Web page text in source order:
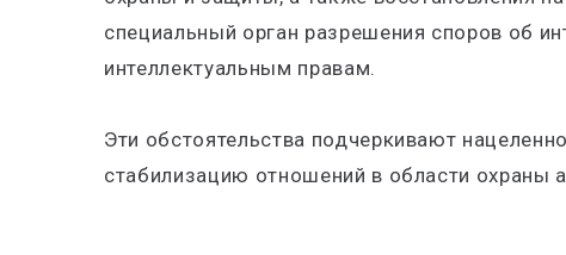
специальный орган разрешения споров об
интеллектуальным правам.
Эти обстоятельства подчеркивают
стабилизацию отношений в области охраны